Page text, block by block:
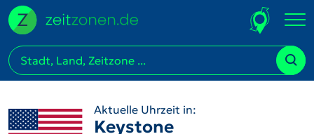
Aktuelle Uhrzeit in:
Keystone